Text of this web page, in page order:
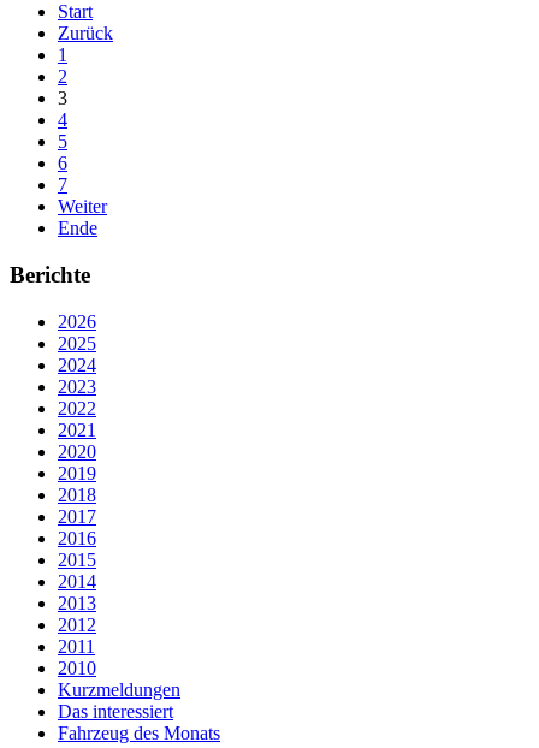
Start
Zurück
1
2
3
4
5
6
7
Weiter
Ende
Berichte
2026
2025
2024
2023
2022
2021
2020
2019
2018
2017
2016
2015
2014
2013
2012
2011
2010
Kurzmeldungen
Das interessiert
Fahrzeug des Monats